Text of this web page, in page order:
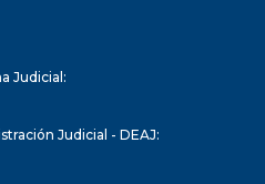
Judicial:
Judicial - DEAJ: